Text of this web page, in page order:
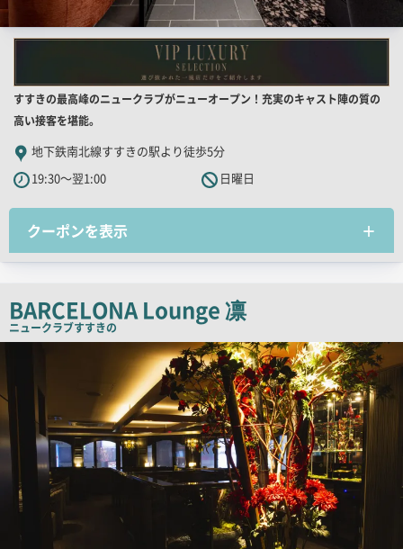
店
舗
PR
キ
ャ
ッ
コ
すすきの最高峰のニュークラブがニューオープン！充実のキャスト陣の質の
高い接客を堪能。
地下鉄南北線すすきの駅より徒歩5分
19:30～翌1:00
日曜日
クーポンを表示
BARCELONA Lounge 凛
ニュークラブすすきの
検
一
覧
画
像